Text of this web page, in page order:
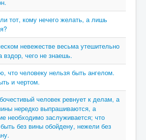
тот, кому нечего желать, а лишь
невежестве весьма утешительно
вздор, чего не знаешь.
что человеку нельзя быть ангелом.
и чертом.
человек ревнует к делам, а
нередко выпрашиваются, а
необходимо заслуживается; что
без вины обойдену, нежели без